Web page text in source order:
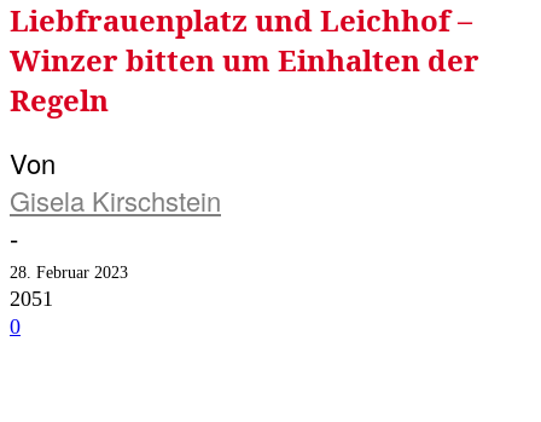
Liebfrauenplatz und Leichhof –
Winzer bitten um Einhalten der
Regeln
Von
Gisela Kirschstein
-
28. Februar 2023
2051
0